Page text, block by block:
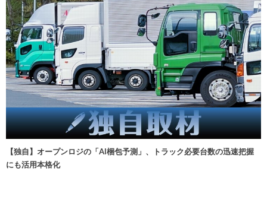
【独自】オープンロジの「AI梱包予測」、トラック必要台数の迅速把握
にも活用本格化